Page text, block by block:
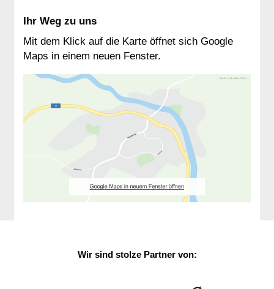
Ihr Weg zu uns
Mit dem Klick auf die Karte öffnet sich Google
Maps in einem neuen Fenster.
Wir sind stolze Partner von: